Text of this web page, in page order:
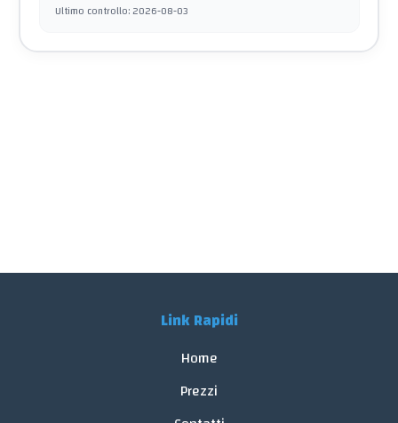
Ultimo controllo:2026-08-03
Link Rapidi
Home
Prezzi